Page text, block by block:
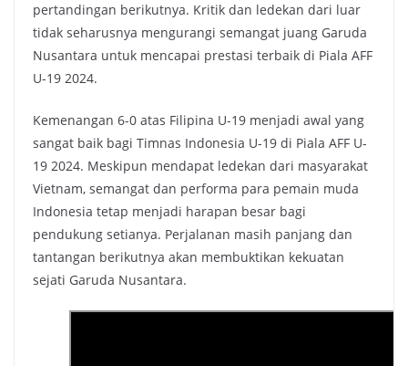
pertandingan berikutnya. Kritik dan ledekan dari luar
tidak seharusnya mengurangi semangat juang Garuda
Nusantara untuk mencapai prestasi terbaik di Piala AFF
U-19 2024.
Kemenangan 6-0 atas Filipina U-19 menjadi awal yang
sangat baik bagi Timnas Indonesia U-19 di Piala AFF U-
19 2024. Meskipun mendapat ledekan dari masyarakat
Vietnam, semangat dan performa para pemain muda
Indonesia tetap menjadi harapan besar bagi
pendukung setianya. Perjalanan masih panjang dan
tantangan berikutnya akan membuktikan kekuatan
sejati Garuda Nusantara.